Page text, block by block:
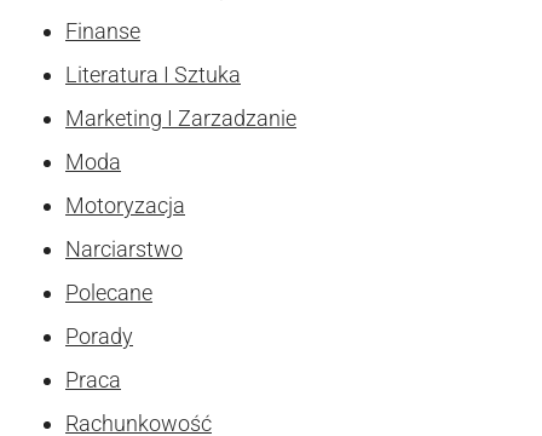
Finanse
Literatura I Sztuka
Marketing I Zarzadzanie
Moda
Motoryzacja
Narciarstwo
Polecane
Porady
Praca
Rachunkowość